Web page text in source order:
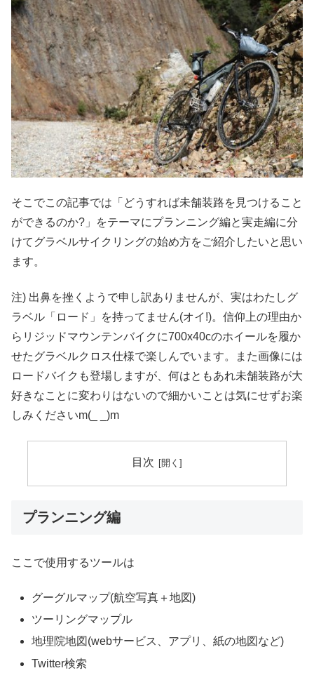
そこでこの記事では「どうすれば未舗装路を見つけること
ができるのか?」をテーマにプランニング編と実走編に分
けてグラベルサイクリングの始め方をご紹介したいと思い
ます。
注) 出鼻を挫くようで申し訳ありませんが、実はわたしグ
ラベル「ロード」を持ってません(オイ!)。信仰上の理由か
らリジッドマウンテンバイクに700x40cのホイールを履か
せたグラベルクロス仕様で楽しんでいます。また画像には
ロードバイクも登場しますが、何はともあれ未舗装路が大
好きなことに変わりはないので細かいことは気にせずお楽
しみくださいm(_ _)m
目次
プランニング編
ここで使用するツールは
グーグルマップ(航空写真＋地図)
ツーリングマップル
地理院地図(webサービス、アプリ、紙の地図など)
Twitter検索